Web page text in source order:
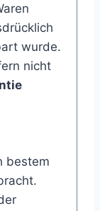
wurde.
nicht
bestem